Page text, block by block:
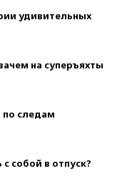
удивительных
на суперъяхты
следам
собой в отпуск?